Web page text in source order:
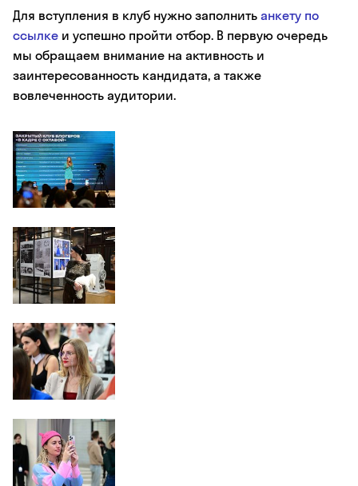
Для вступления в клуб нужно заполнить анкету по
ссылке и успешно пройти отбор. В первую очередь
мы обращаем внимание на активность и
заинтересованность кандидата, а также
вовлеченность аудитории.